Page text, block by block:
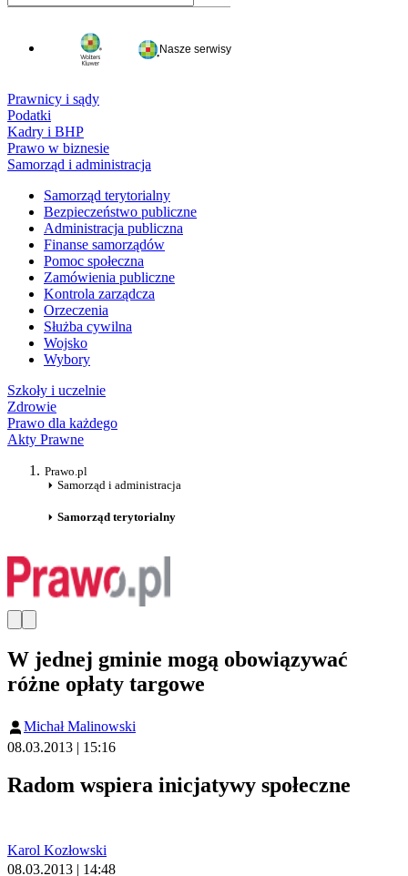
Nasze serwisy
Prawnicy i sądy
Podatki
Kadry i BHP
Prawo w biznesie
Samorząd i administracja
Samorząd terytorialny
Bezpieczeństwo publiczne
Administracja publiczna
Finanse samorządów
Pomoc społeczna
Zamówienia publiczne
Kontrola zarządcza
Orzeczenia
Służba cywilna
Wojsko
Wybory
Szkoły i uczelnie
Zdrowie
Prawo dla każdego
Akty Prawne
Prawo.pl
Samorząd i administracja
Samorząd terytorialny
W jednej gminie mogą obowiązywać
różne opłaty targowe
Michał Malinowski
08.03.2013 | 15:16
Radom wspiera inicjatywy społeczne
Karol Kozłowski
08.03.2013 | 14:48